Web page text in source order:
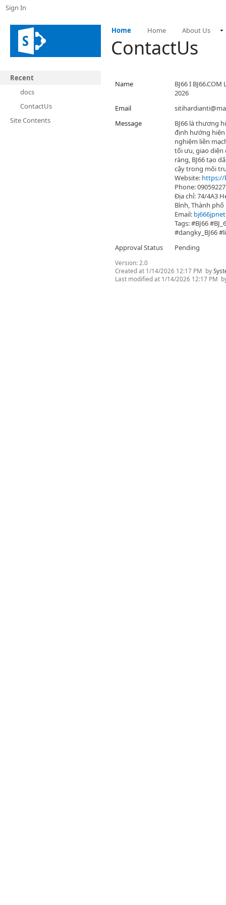
Sign In
Home Home About Us
ContactUs
Recent
docs
ContactUs
Site Contents
Name
BJ66 I
2026
Email
Message
BJ66 là thương
định hướng
nghiệm liền
tối ưu, giao diện
ràng, BJ66 tạo
cậy trong môi
Website: https://
Phone:
Địa chỉ: 74/4A3
Bình, Thành
Email:
Tags: #BJ66
#dangky_BJ66
Approval Status
Pending
Version: 2.0
Created at 1/14/2026 12:17 PM by
Last modified at 1/14/2026 12:17 PM